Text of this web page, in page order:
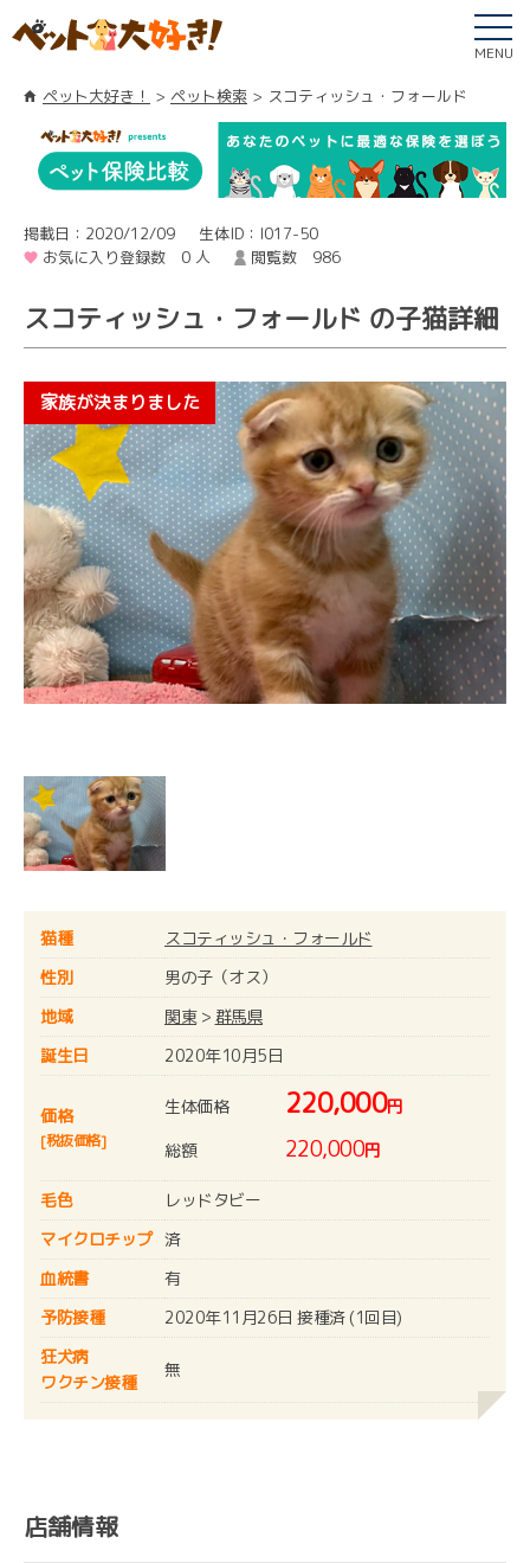
MENU
ペット大好き！ ペット検索 スコティッシュ・フォールド
掲載日：2020/12/09
生体ID：I017-50
お気に入り登録数 0 人
閲覧数 986
スコティッシュ・フォールド の子猫詳細
猫種
スコティッシュ・フォールド
性別
男の子（オス）
地域
関東> 群馬県
誕生日
2020年10月5日
価格
[税抜価格]
生体価格 220,000円
総額
220,000円
毛色
レッドタビー
マイクロチップ 済
血統書
有
予防接種
2020年11月26日 接種済 (1回目)
狂犬病
ワクチン接種
無
店舗情報